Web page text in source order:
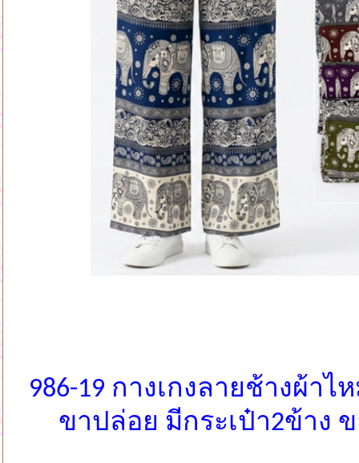
986-19 กางเกงลายช้างผ้าไ
ขาปล่อย มีกระเป๋า2ข้าง